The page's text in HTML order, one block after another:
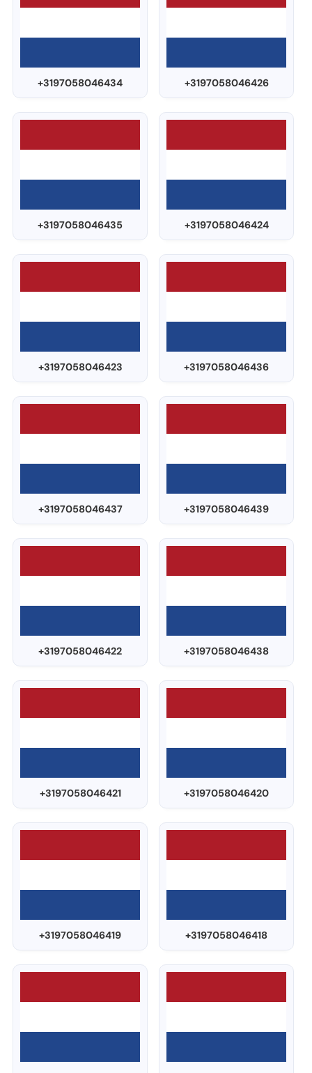
+3197058046434 +3197058046426
+3197058046435 +3197058046424
+3197058046423 +3197058046436
+3197058046437 +3197058046439
+3197058046422 +3197058046438
+3197058046421 +3197058046420
+3197058046419 +3197058046418